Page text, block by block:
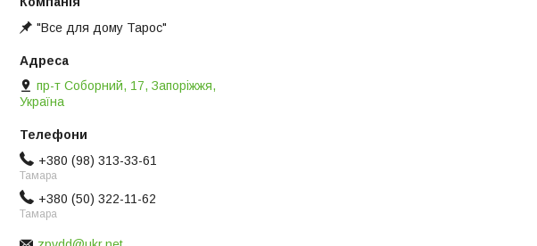
"Все для дому Тарос"
пр-т Соборний, 17, Запоріжжя,
Україна
+380 (98) 313-33-61
Тамара
+380 (50) 322-11-62
Тамара